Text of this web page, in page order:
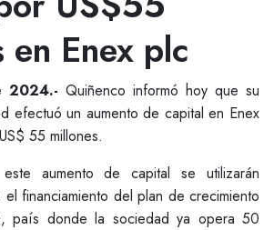
en Enex plc
2024.- Quiñenco informó hoy que su
efectuó un aumento de capital en Enex
55 millones.
aumento de capital se utilizarán
el financiamiento del plan de crecimiento
país donde la sociedad ya opera 50